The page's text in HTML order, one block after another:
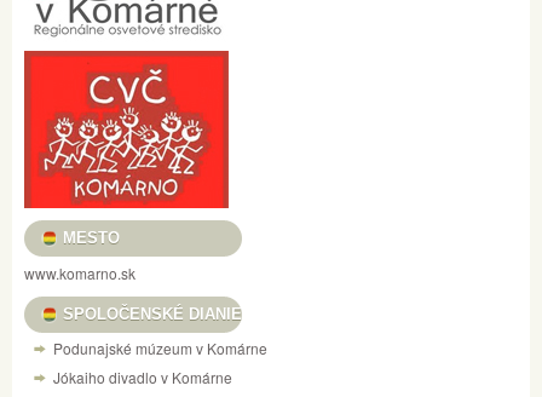
MESTO
www.komarno.sk
SPOLOČENSKÉ DIANIE
Podunajské múzeum v Komárne
Jókaiho divadlo v Komárne